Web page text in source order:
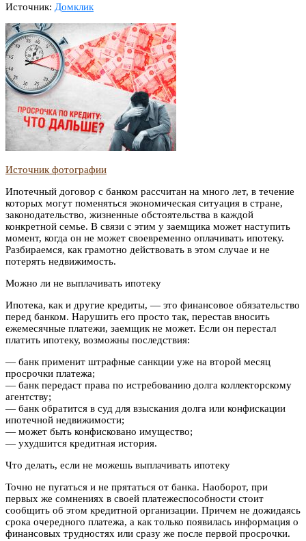
Источник: Домклик
Источник фотографии
Ипотечный договор с банком рассчитан на много лет, в течение
которых могут поменяться экономическая ситуация в стране,
законодательство, жизненные обстоятельства в каждой
конкретной семье. В связи с этим у заемщика может наступить
момент, когда он не может своевременно оплачивать ипотеку.
Разбираемся, как грамотно действовать в этом случае и не
потерять недвижимость.
Можно ли не выплачивать ипотеку
Ипотека, как и другие кредиты, — это финансовое обязательство
перед банком. Нарушить его просто так, перестав вносить
ежемесячные платежи, заемщик не может. Если он перестал
платить ипотеку, возможны последствия:
— банк применит штрафные санкции уже на второй месяц
просрочки платежа;
— банк передаст права по истребованию долга коллекторскому
агентству;
— банк обратится в суд для взыскания долга или конфискации
ипотечной недвижимости;
— может быть конфисковано имущество;
— ухудшится кредитная история.
Что делать, если не можешь выплачивать ипотеку
Точно не пугаться и не прятаться от банка. Наоборот, при
первых же сомнениях в своей платежеспособности стоит
сообщить об этом кредитной организации. Причем не дожидаясь
срока очередного платежа, а как только появилась информация о
финансовых трудностях или сразу же после первой просрочки.